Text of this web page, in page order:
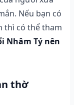
Nếu bạn có
thì có thể tham
Nhâm Tý nên
thờ